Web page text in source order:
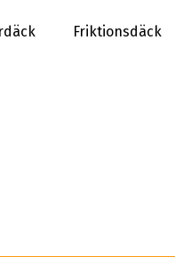
Friktionsdäck